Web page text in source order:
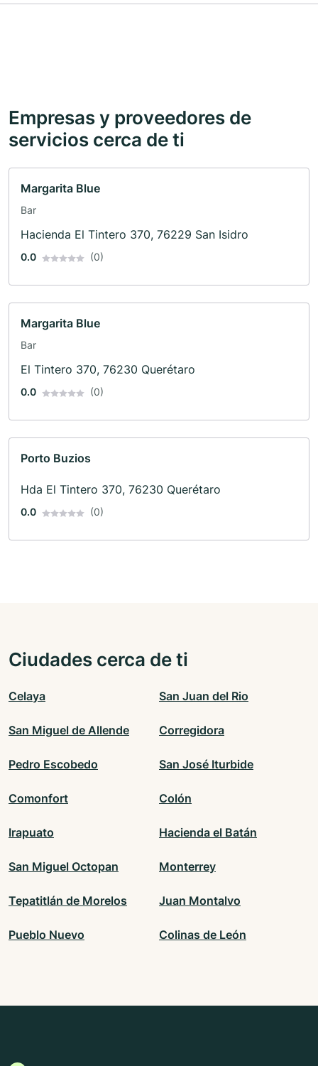
Empresas y proveedores de
servicios cerca de ti
Margarita Blue
Bar
Hacienda El Tintero 370, 76229 San Isidro
0.0 (0)
Margarita Blue
Bar
El Tintero 370, 76230 Querétaro
0.0 (0)
Porto Buzios
Hda El Tintero 370, 76230 Querétaro
0.0 (0)
Ciudades cerca de ti
Celaya San Juan del Rio
San Miguel de Allende Corregidora
Pedro Escobedo San José Iturbide
Comonfort Colón
Irapuato Hacienda el Batán
San Miguel Octopan Monterrey
Tepatitlán de Morelos Juan Montalvo
Pueblo Nuevo Colinas de León